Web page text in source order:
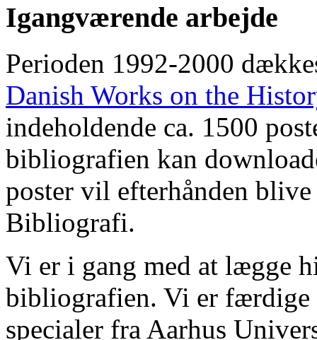
Igangværende arbejde
Perioden 1992-2000
Danish Works on the
indeholdende ca. 1500
bibliografien kan
poster vil efterhånden
Bibliografi.
Vi er i gang med at lægge
bibliografien. Vi er færdige
specialer fra Aarhus